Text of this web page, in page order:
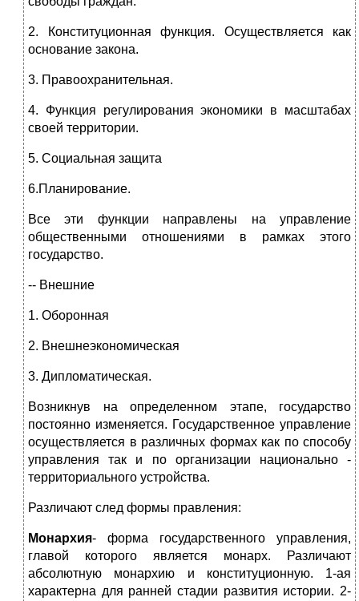
2. Конституционная функция. Осуществляется как
основание закона.
3. Правоохранительная.
4. Функция регулирования экономики в масштабах
своей территории.
5. Социальная защита
6.Планирование.
Все эти функции направлены на управление
общественными отношениями в рамках этого
государство.
-- Внешние
1. Оборонная
2. Внешнеэкономическая
3. Дипломатическая.
Возникнув на определенном этапе, государство
постоянно изменяется. Государственное управление
осуществляется в различных формах как по способу
управления так и по организации национально -
территориального устройства.
Различают след формы правления:
Монархия- форма государственного управления,
главой которого является монарх. Различают
абсолютную монархию и конституционную. 1-ая
характерна для ранней стадии развития истории. 2-